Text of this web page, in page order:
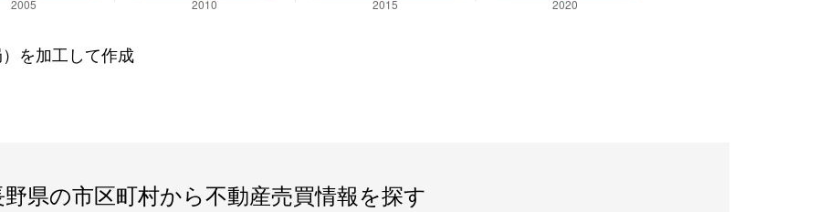
を加工して作成
県の市区町村から不動産売買情報を探す